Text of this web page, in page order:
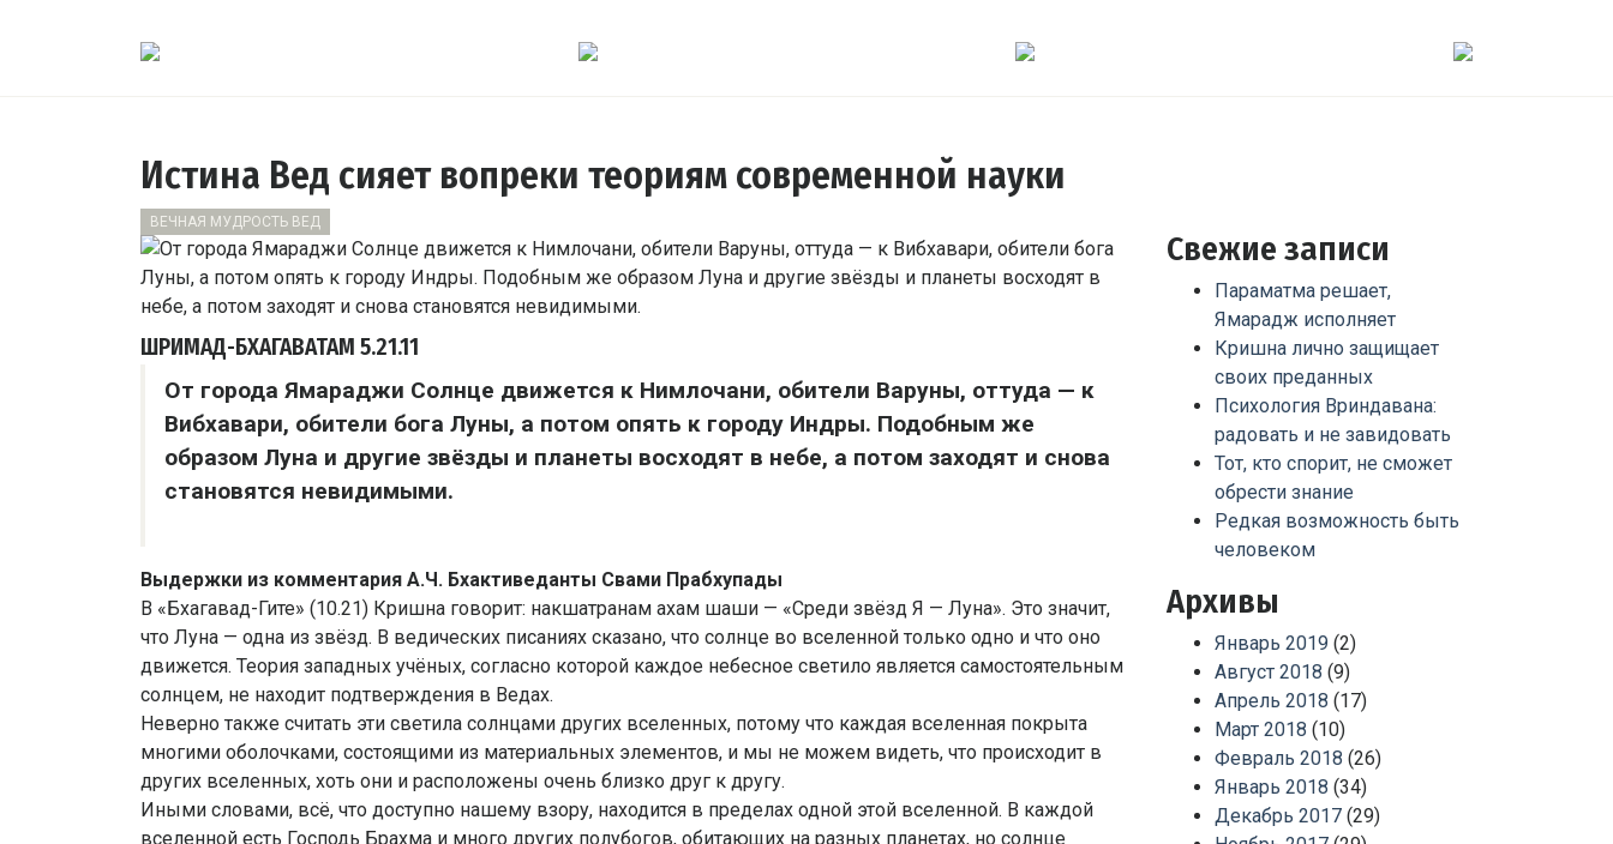
Истина Вед сияет вопреки теориям современной науки
ВЕЧНАЯ МУДРОСТЬ ВЕД
ШРИМАД-БХАГАВАТАМ 5.21.11
От города Ямараджи Солнце движется к Нимлочани, обители Варуны, оттуда — к
Вибхавари, обители бога Луны, а потом опять к городу Индры. Подобным же
образом Луна и другие звёзды и планеты восходят в небе, а потом заходят и снова
становятся невидимыми.
Выдержки из комментария А.Ч. Бхактиведанты Свами Прабхупады
В «Бхагавад-Гите» (10.21) Кришна говорит: накшатранам ахам шаши — «Среди звёзд Я — Луна». Это значит,
что Луна — одна из звёзд. В ведических писаниях сказано, что солнце во вселенной только одно и что оно
движется. Теория западных учёных, согласно которой каждое небесное светило является самостоятельным
солнцем, не находит подтверждения в Ведах.
Неверно также считать эти светила солнцами других вселенных, потому что каждая вселенная покрыта
многими оболочками, состоящими из материальных элементов, и мы не можем видеть, что происходит в
других вселенных, хоть они и расположены очень близко друг к другу.
Иными словами, всё, что доступно нашему взору, находится в пределах одной этой вселенной. В каждой
вселенной есть Господь Брахма и много других полубогов, обитающих на разных планетах, но солнце
Свежие записи
Параматма решает,
Ямарадж исполняет
Кришна лично защищает
своих преданных
Психология Вриндавана:
радовать и не завидовать
Тот, кто спорит, не сможет
обрести знание
Редкая возможность быть
человеком
Архивы
Январь 2019 (2)
Август 2018 (9)
Апрель 2018 (17)
Март 2018 (10)
Февраль 2018 (26)
Январь 2018 (34)
Декабрь 2017 (29)